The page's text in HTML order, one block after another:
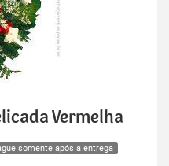
Vermelha
somente após a entrega